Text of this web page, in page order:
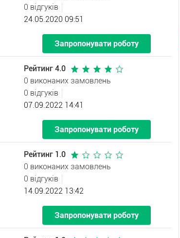
0 відгуків
24.05.2020 09:51
Запропонувати роботу
Рейтинг 4.0
0 виконаних замовлень
0 відгуків
07.09.2022 14:41
Запропонувати роботу
Рейтинг 1.0
0 виконаних замовлень
0 відгуків
14.09.2022 13:42
Запропонувати роботу